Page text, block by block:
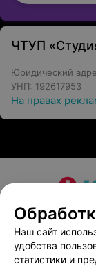
ЧТУП
Юридический
УНП: 192617953
На правах
О проекте
Наш сайт
удобства
статистики и